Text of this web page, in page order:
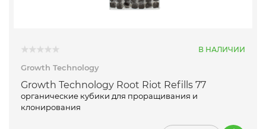
В НАЛИЧИИ
Growth Technology
Growth Technology Root Riot Refills 77
органические кубики для проращивания и
клонирования